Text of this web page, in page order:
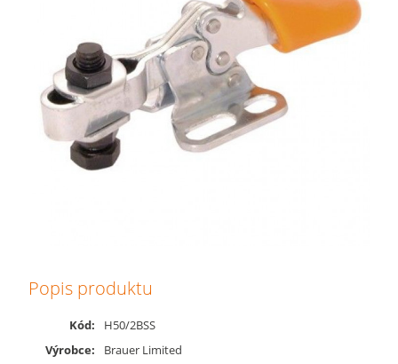
Popis produktu
Kód:
H50/2BSS
Výrobce:
Brauer Limited